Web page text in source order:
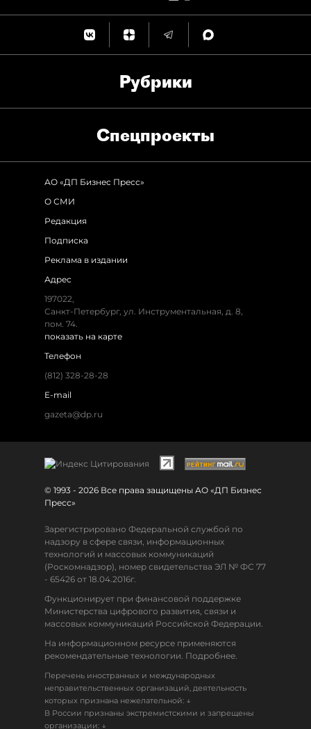
Рубрики
Спец­проекты
АО «ДП Бизнес Пресс»
О СМИ
Редакция
Подписка
Реклама в издании
Адрес
197022,
Санкт-Петербург, ул. Инструментальная, д. 8,
пом. 74.
показать на карте
Телефон
(812) 328-28-28
E-mail
gazeta@dp.ru
© 1993 - 2026 Все права защищены АО «ДП Бизнес
Пресс»
Зарегистрировано Федеральной службой по
надзору в сфере связи, информационных
технологий и массовых коммуникаций
(Роскомнадзор), номер свидетельства ЭЛ № ФС 77
- 65426 от 18.04.2016г.
Функционирует при финансовой поддержке
Министерства цифрового развития, связи и
массовых коммуникаций Российской Федерации.
На информационном ресурсе применяются
рекомендательные технологии. Подробнее.
Перечень иностранных и международных
неправительственных организаций, деятельность
которых признана нежелательной: ↓
В России признаны экстремистскими и запрещены
организации: ↓